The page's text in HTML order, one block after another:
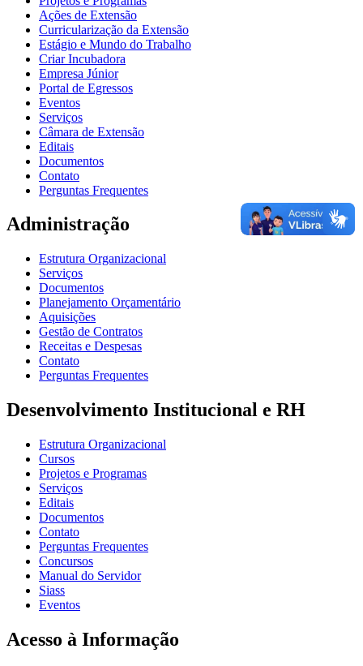
Ações de Extensão
Curricularização da Extensão
Estágio e Mundo do Trabalho
Criar Incubadora
Empresa Júnior
Portal de Egressos
Eventos
Serviços
Câmara de Extensão
Editais
Documentos
Contato
Perguntas Frequentes
Administração
Estrutura Organizacional
Serviços
Documentos
Planejamento Orçamentário
Aquisições
Gestão de Contratos
Receitas e Despesas
Contato
Perguntas Frequentes
Desenvolvimento Institucional e RH
Estrutura Organizacional
Cursos
Projetos e Programas
Serviços
Editais
Documentos
Contato
Perguntas Frequentes
Concursos
Manual do Servidor
Siass
Eventos
Acesso à Informação